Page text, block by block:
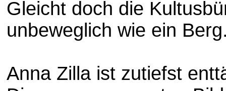
Gleicht doch die
unbeweglich wie ein
Anna Zilla ist zutiefst